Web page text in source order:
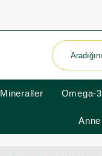
Mineraller Omega-3